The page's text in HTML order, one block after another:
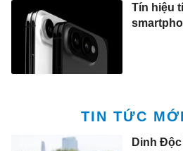
Tín hiệu
TIN TỨC
Dinh